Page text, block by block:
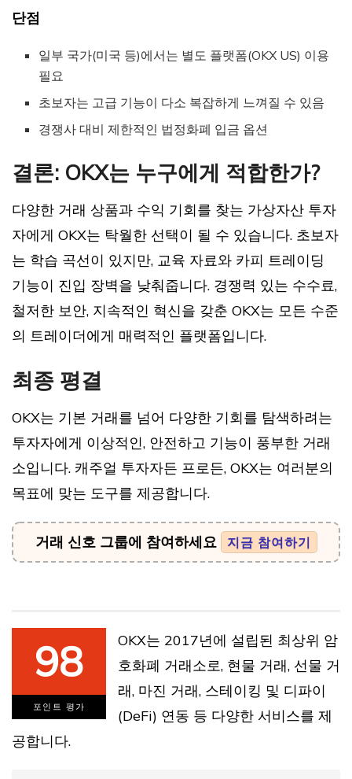
단점
일부 국가(미국 등)에서는 별도 플랫폼(OKX US) 이용
필요
초보자는 고급 기능이 다소 복잡하게 느껴질 수 있음
경쟁사 대비 제한적인 법정화폐 입금 옵션
결론: OKX는 누구에게 적합한가?
다양한 거래 상품과 수익 기회를 찾는 가상자산 투자
자에게 OKX는 탁월한 선택이 될 수 있습니다. 초보자
는 학습 곡선이 있지만, 교육 자료와 카피 트레이딩
기능이 진입 장벽을 낮춰줍니다. 경쟁력 있는 수수료,
철저한 보안, 지속적인 혁신을 갖춘 OKX는 모든 수준
의 트레이더에게 매력적인 플랫폼입니다.
최종 평결
OKX는 기본 거래를 넘어 다양한 기회를 탐색하려는
투자자에게 이상적인, 안전하고 기능이 풍부한 거래
소입니다. 캐주얼 투자자든 프로든, OKX는 여러분의
목표에 맞는 도구를 제공합니다.
거래 신호 그룹에 참여하세요 지금 참여하기
98
포인트 평가
OKX는 2017년에 설립된 최상위 암
호화폐 거래소로, 현물 거래, 선물 거
래, 마진 거래, 스테이킹 및 디파이
(DeFi) 연동 등 다양한 서비스를 제
공합니다.